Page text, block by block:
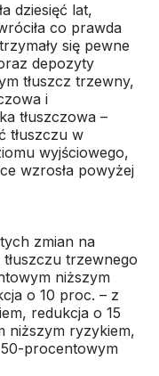
dziesięć lat,
co prawda
się pewne
depozyty
tłuszcz trzewny,
i
tłuszczowa –
tłuszczu w
wyjściowego,
wzrosła powyżej
zmian na
trzewnego
niższym
o 10 proc. – z
redukcja o 15
niższym ryzykiem,
procentowym